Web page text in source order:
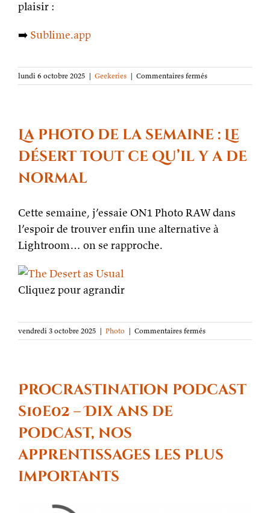
plaisir :
➡️ Sublime.app
lundi 6 octobre 2025 | Geekeries | Commentaires ferméssur
Sublime,
capture
plutôt
que
de
La photo de la semaine : Le
désert tout ce qu’il y a de
normal
Cette semaine, j’essaie ON1 Photo RAW dans
l’espoir de trouver enfin une alternative à
Lightroom… on se rapproche.
Cliquez pour agrandir
vendredi 3 octobre 2025 | Photo | Commentaires ferméssur
La
semaine :
Le
y
a
Procrastination podcast
s10e02 – Dix ans de
podcast, nos
apprentissages les plus
importants